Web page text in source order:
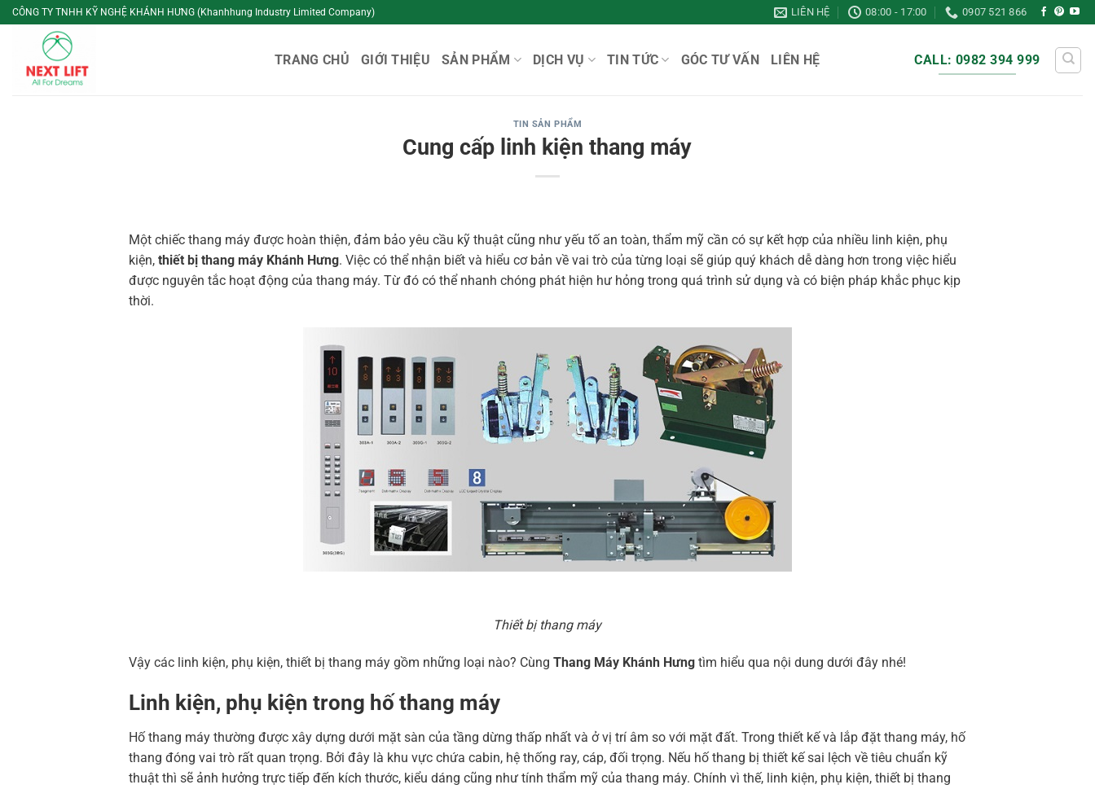
Bỏ
qua
dung
CÔNG TY TNHH KỸ NGHỆ KHÁNH HƯNG (Khanhhung Industry Limited Company) LIÊN HỆ 08:00 - 17:00 0907 521 866
TRANG CHỦ GIỚI THIỆU SẢN PHẨM DỊCH VỤ TIN TỨC GÓC TƯ VẤN LIÊN HỆ CALL: 0982 394 999
TIN SẢN PHẨM
Cung cấp linh kiện thang máy
Một chiếc thang máy được hoàn thiện, đảm bảo yêu cầu kỹ thuật cũng như yếu tố an toàn, thẩm mỹ cần có sự kết hợp của nhiều linh kiện, phụ
kiện,thiết bị thang máy Khánh Hưng. Việc có thể nhận biết và hiểu cơ bản về vai trò của từng loại sẽ giúp quý khách dễ dàng hơn trong việc hiểu
được nguyên tắc hoạt động của thang máy. Từ đó có thể nhanh chóng phát hiện hư hỏng trong quá trình sử dụng và có biện pháp khắc phục kịp
thời.
Thiết bị thang máy
Vậy các linh kiện, phụ kiện, thiết bị thang máy gồm những loại nào? Cùng Thang Máy Khánh Hưngtìm hiểu qua nội dung dưới đây nhé!
Linh kiện, phụ kiện trong hố thang máy
Hố thang máy thường được xây dựng dưới mặt sàn của tầng dừng thấp nhất và ở vị trí âm so với mặt đất. Trong thiết kế và lắp đặt thang máy, hố
thang đóng vai trò rất quan trọng. Bởi đây là khu vực chứa cabin, hệ thống ray, cáp, đối trọng. Nếu hố thang bị thiết kế sai lệch về tiêu chuẩn kỹ
thuật thì sẽ ảnh hưởng trực tiếp đến kích thước, kiểu dáng cũng như tính thẩm mỹ của thang máy. Chính vì thế, linh kiện, phụ kiện, thiết bị thang